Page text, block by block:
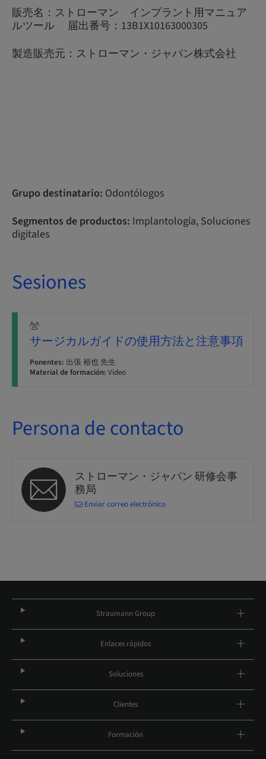
販売名：ストローマン インプラント用マニュア
ルツール 届出番号：13B1X10163000305
製造販売元：ストローマン・ジャパン株式会社
Grupo destinatario: Odontólogos
Segmentos de productos: Implantología, Soluciones
digitales
Sesiones
サージカルガイドの使用方法と注意事項
Ponentes: 出張 裕也 先生
Material de formación: Video
Persona de contacto
ストローマン・ジャパン 研修会事
務局
Enviar correo electrónico
Straumann Group
Enlaces rápidos
Soluciones
Clientes
Formación